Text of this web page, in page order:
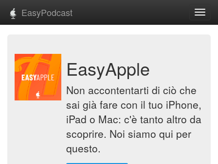
EasyPodcast
EasyApple
Non accontentarti di ciò che
sai già fare con il tuo iPhone,
iPad o Mac: c'è tanto altro da
scoprire. Noi siamo qui per
questo.